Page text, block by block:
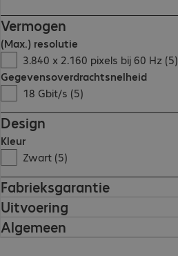
Vermogen
(Max.) resolutie
3.840 x 2.160 pixels bij 60 Hz (5)
Gegevensoverdrachtsnelheid
18 Gbit/s (5)
Design
Kleur
Zwart (5)
Fabrieksgarantie
Uitvoering
Algemeen